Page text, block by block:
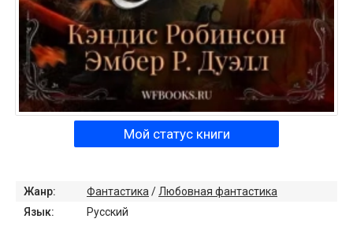
Мой статус книги
Жанр: Фантастика / Любовная фантастика
Язык:
Русский